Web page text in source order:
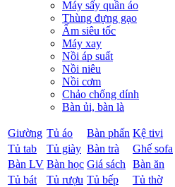
Máy sấy quần áo
Thùng đựng gạo
Ấm siêu tốc
Máy xay
Nồi áp suất
Nồi niêu
Nồi cơm
Chảo chống dính
Bàn ủi, bàn là
Giường Tủ áo Bàn phấn Kệ tivi
Tủ tab Tủ giày Bàn trà
Ghế sofa
Bàn LV Bàn học Giá sách Bàn ăn
Tủ bát Tủ rượu Tủ bếp
Tủ thờ